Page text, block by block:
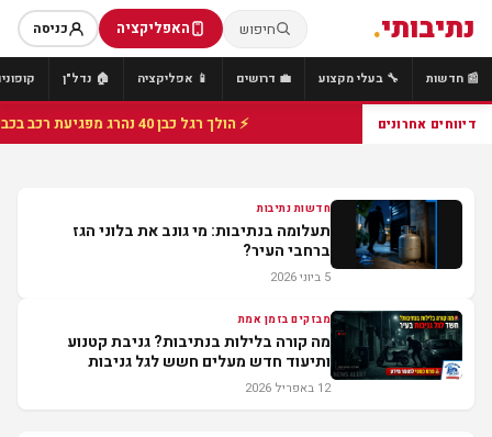
נתיבותי. חיפוש האפליקציה כניסה
📰 חדשות 🔧 בעלי מקצוע 💼 דרושים 📱 אפליקציה 🏠 נדל"ן
דיווחים אחרונים ⚡ הולך רגל כבן 40 נהרג מפגיעת רכב בכביש 25 סמוך לצומת הנשיא, מתנדבי זק"א פועלו בזירה
חדשות נתיבות
תעלומה בנתיבות: מי גונב את בלוני הגז
ברחבי העיר?
5 ביוני 2026
מבזקים בזמן אמת
מה קורה בלילות בנתיבות? גניבת קטנוע
ותיעוד חדש מעלים חשש לגל גניבות
12 באפריל 2026